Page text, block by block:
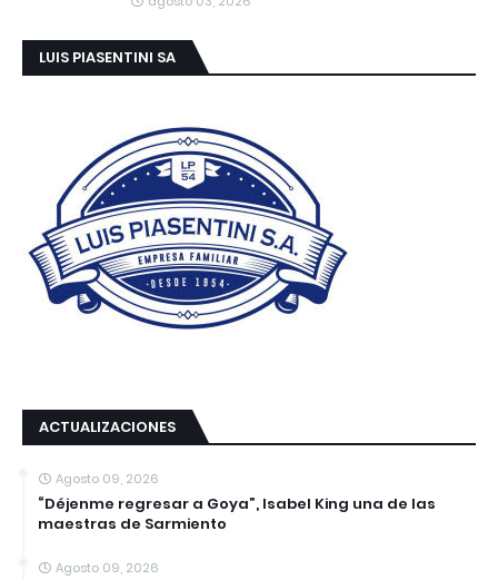
LUIS PIASENTINI SA
ACTUALIZACIONES
Agosto 09, 2026
“Déjenme regresar a Goya”, Isabel King una de las
maestras de Sarmiento
Agosto 09, 2026